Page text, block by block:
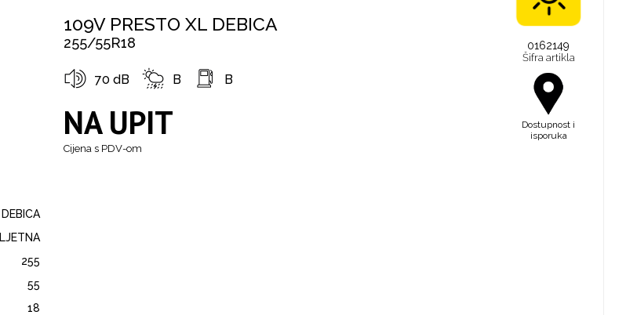
109V PRESTO XL DEBICA
255/55R18
70 dB B B
NA UPIT
Cijena s PDV-om
0162149
Šifra artikla
Dostupnost i
isporuka
DEBICA
LJETNA
255
55
18